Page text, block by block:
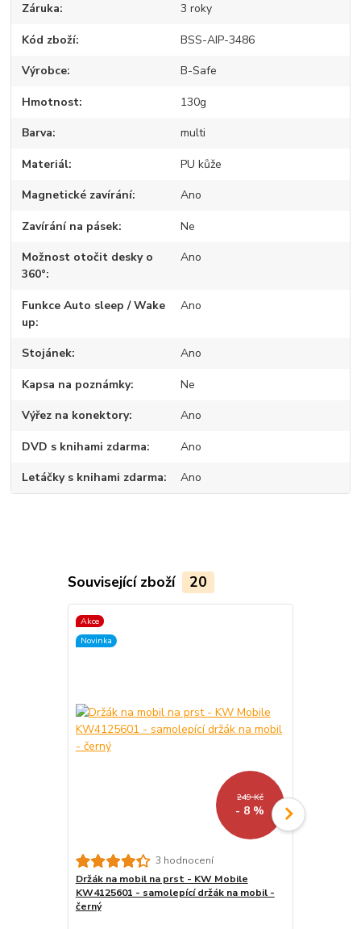
Záruka 3 roky
Kód zboží BSS-AIP-3486
Výrobce B-Safe
Hmotnost 130g
Barva multi
Materiál PU kůže
Magnetické zavírání Ano
Zavírání na pásek Ne
Možnost otočit desky o
360°
Ano
Funkce Auto sleep / Wake
up
Ano
Stojánek Ano
Kapsa na poznámky Ne
Výřez na konektory Ano
DVD s knihami zdarma Ano
Letáčky s knihami zdarma Ano
Související zboží 20
Akce
Novinka
249 Kč
- 8 %
3 hodnocení
Držák na mobil na prst - KW Mobile
KW4125601 - samolepící držák na mobil -
černý